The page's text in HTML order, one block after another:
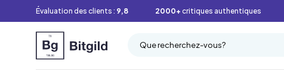
Évaluation des clients : 9,8 2000+ critiques authentiques
Que recherchez-vous?